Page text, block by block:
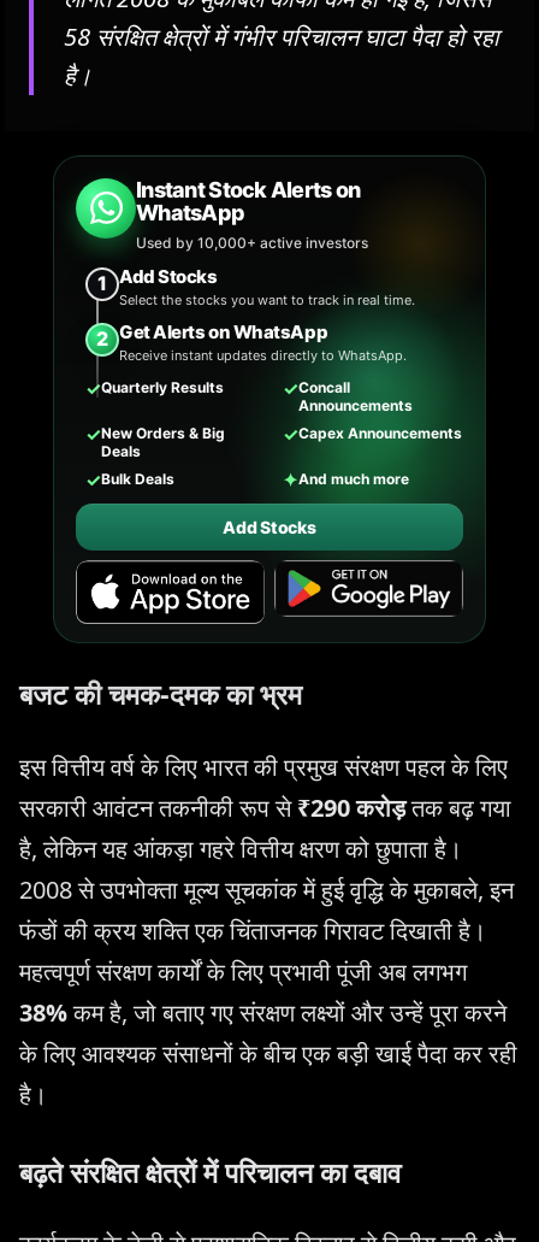
58 संरक्षित क्षेत्रों में गंभीर परिचालन घाटा पैदा हो रहा
है।
Instant Stock Alerts on
WhatsApp
Used by 10,000+ active investors
1 Add Stocks
Select the stocks you want to track in real time.
2 Get Alerts on WhatsApp
Receive instant updates directly to WhatsApp.
✓Quarterly Results ✓Concall
Announcements
✓New Orders & Big
Deals
✓Capex Announcements
✓Bulk Deals ✦And much more
Add Stocks
बजट की चमक-दमक का भ्रम
इस वित्तीय वर्ष के लिए भारत की प्रमुख संरक्षण पहल के लिए
सरकारी आवंटन तकनीकी रूप से₹290 करोड़तक बढ़ गया
है, लेकिन यह आंकड़ा गहरे वित्तीय क्षरण को छुपाता है।
2008 से उपभोक्ता मूल्य सूचकांक में हुई वृद्धि के मुकाबले, इन
फंडों की क्रय शक्ति एक चिंताजनक गिरावट दिखाती है।
महत्वपूर्ण संरक्षण कार्यों के लिए प्रभावी पूंजी अब लगभग
38%कम है, जो बताए गए संरक्षण लक्ष्यों और उन्हें पूरा करने
के लिए आवश्यक संसाधनों के बीच एक बड़ी खाई पैदा कर रही
है।
बढ़ते संरक्षित क्षेत्रों में परिचालन का दबाव